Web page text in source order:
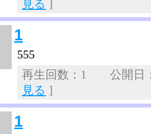
見る ]
1
555
再生回数：1 公開
見る ]
1